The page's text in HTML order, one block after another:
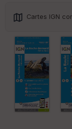
Cartes IGN